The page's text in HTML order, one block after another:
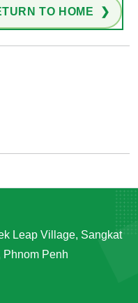
TO HOME
Leap Village, Sangkat
Phnom Penh